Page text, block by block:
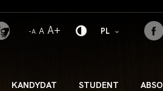
-A MNIEJSZA CZCIONKA
A NORMALNA CZCIONKA
A+ WIĘKSZA CZCIONKA
PL zmień język
KANDYDAT STUDENT